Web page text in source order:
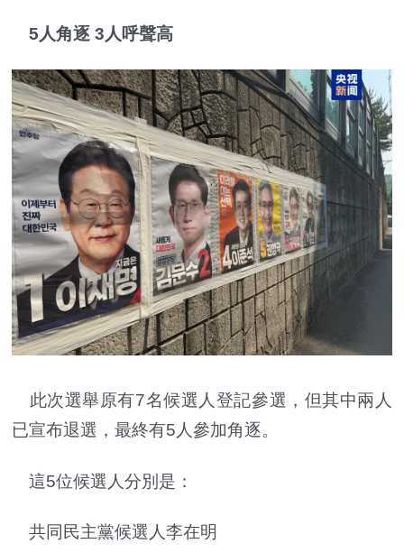
5人角逐 3人呼聲高
此次選舉原有7名候選人登記參選，但其中兩人
已宣布退選，最終有5人參加角逐。
這5位候選人分別是：
共同民主黨候選人李在明